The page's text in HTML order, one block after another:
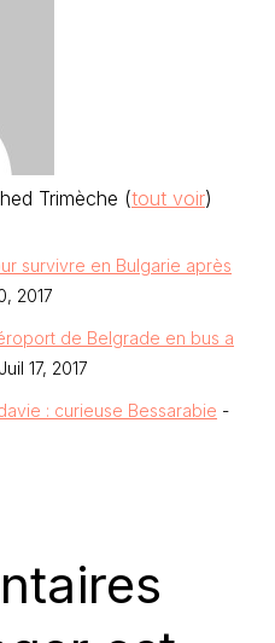
Trimèche (tout voir)
survivre en Bulgarie après
2017
de Belgrade en bus a
17, 2017
: curieuse Bessarabie -